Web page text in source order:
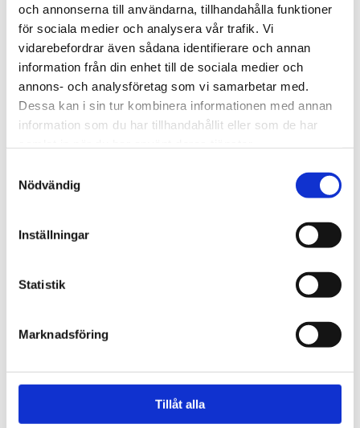
och annonserna till användarna, tillhandahålla funktioner
för sociala medier och analysera vår trafik. Vi
vidarebefordrar även sådana identifierare och annan
information från din enhet till de sociala medier och
annons- och analysföretag som vi samarbetar med.
Dessa kan i sin tur kombinera informationen med annan
information som du har tillhandahållit eller som de har
Nödvändig
Inställningar
Statistik
Marknadsföring
Tillåt alla